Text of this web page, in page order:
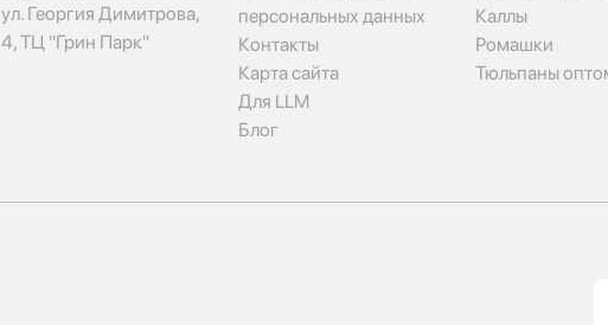
ул. Георгия Димитрова,
4, ТЦ "Грин Парк"
персональных данных
Контакты
Карта сайта
Для LLM
Блог
Каллы
Ромашки
Тюльпаны